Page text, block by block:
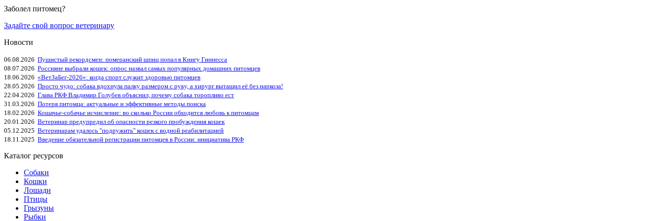
Заболел питомец?
Задайте свой вопрос ветеринару
Новости
06.08.2026 Пушистый рекордсмен: померанский шпиц попал в Книгу Гиннесса
08.07.2026 Россияне выбрали кошек: опрос назвал самых популярных домашних питомцев
18.06.2026 «ВетЗаБег‑2026»: когда спорт служит здоровью питомцев
28.05.2026 Просто чудо: собака вдохнула палку размером с руку, а хирург вытащил её без наркоза!
22.04.2026 Глава РКФ Владимир Голубев объяснил, почему собака торопливо ест
31.03.2026 Потеря питомца: актуальные и эффективные методы поиска
18.02.2026 Кошачье-собачье исчисление: во сколько России обходится любовь к питомцам
20.01.2026 Ветеринар предупредил об опасности резкого пробуждения кошек
05.12.2025 Ветеринарам удалось "подружить" кошек с водной реабилитацией
18.11.2025 Введение обязательной регистрации питомцев в России: инициатива РКФ
Каталог ресурсов
Собаки
Кошки
Лошади
Птицы
Грызуны
Рыбки